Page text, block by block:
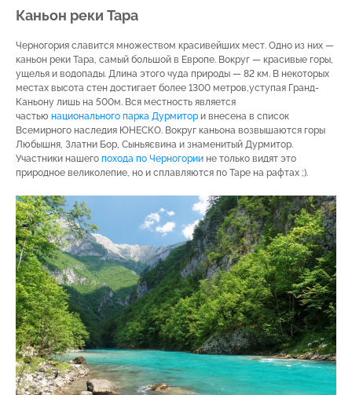
Каньон реки Тара
Черногория славится множеством красивейших мест. Одно из них —
каньон реки Тара, самый большой в Европе. Вокруг — красивые горы,
ущелья и водопады. Длина этого чуда природы — 82 км. В некоторых
местах высота стен достигает более 1300 метров,уступая Гранд-
Каньону лишь на 500м. Вся местность является
частью национального парка Дурмитор и внесена в список
Всемирного наследия ЮНЕСКО. Вокруг каньона возвышаются горы
Любышня, Златни Бор, Сыньяєвина и знаменитый Дурмитор.
Участники нашего похода по Черногории не только видят это
природное великолепие, но и сплавляются по Таре на рафтах ;).